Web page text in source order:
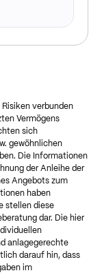
verbunden
Vermögens
sich
gewöhnlichen
Die Informationen
der Anleihe der
Angebots zum
haben
stellen diese
dar. Die hier
anlagegerechte
darauf hin, dass
im